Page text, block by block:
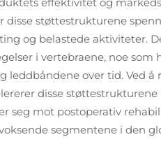
disse støttestrukturene
og belastede aktiviteter.
i vertebraene, noe
leddbåndene over tid. Ved
disse
seg mot postoperativ
segmentene i den